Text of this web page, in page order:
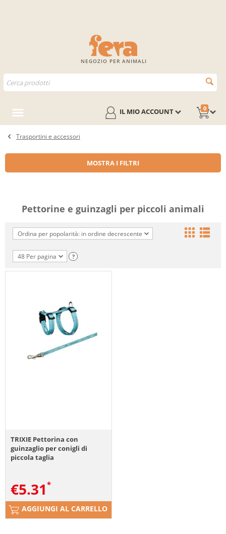
NEGOZIO PER ANIMALI
0
IL MIO ACCOUNT
Trasportini e accessori
MOSTRA I FILTRI
Pettorine e guinzagli per piccoli animali
Ordina per popolarità: in ordine decrescente
48 Per pagina ?
TRIXIE Pettorina con
guinzaglio per conigli di
piccola taglia
€5.31
AGGIUNGI AL CARRELLO